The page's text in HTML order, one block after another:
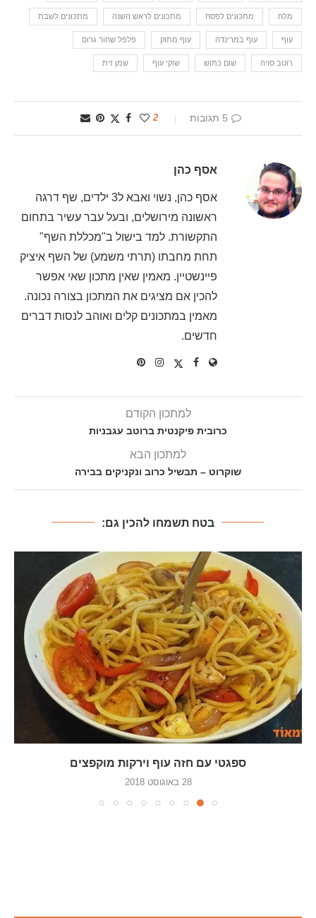
מלח מתכונים לפסח מתכונים לראש השנה מתכונים לשבת
עוף עוף במרינדה עוף מתוק פלפל שחור גרוס
רוטב סויה שום כתוש שוקי עוף שמן זית
5 תגובות 2
אסף כהן
אסף כהן, נשוי ואבא ל3 ילדים, שף דרגה
ראשונה מירושלים, ובעל עבר עשיר בתחום
התקשורת. למד בישול ב"מכללת השף"
תחת מחבתו (תרתי משמע) של השף איציק
פיינשטיין. מאמין שאין מתכון שאי אפשר
להכין אם מציגים את המתכון בצורה נכונה.
מאמין במתכונים קלים ואוהב לנסות דברים
חדשים.
למתכון הקודם
כרובית פיקנטית ברוטב עגבניות
למתכון הבא
שוקרוט – תבשיל כרוב ונקניקים בבירה
בטח תשמחו להכין גם:
ספגטי עם חזה עוף וירקות מוקפצים
28 באוגוסט 2018